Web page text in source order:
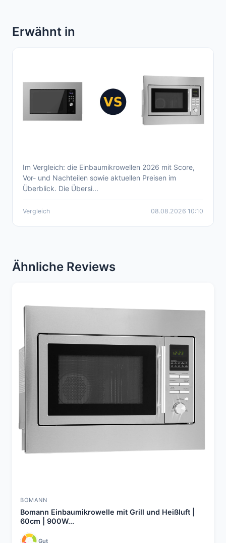
Erwähnt in
Aktueller Einbaumikrowelle Vergleich 2026
Im Vergleich: die Einbaumikrowellen 2026 mit Score,
Vor- und Nachteilen sowie aktuellen Preisen im
Überblick. Die Übersi...
Vergleich 08.08.2026 10:10
Ähnliche Reviews
BOMANN
Bomann Einbaumikrowelle mit Grill und Heißluft |
60cm | 900W...
Gut